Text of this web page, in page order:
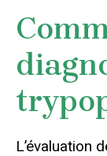
L’évaluation